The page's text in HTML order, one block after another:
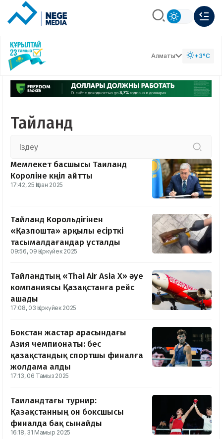
Алматы +3°C
Тайланд
Мемлекет басшысы Таиланд
Короліне көңіл айтты
17:42, 25 Қазан 2025
Тайланд Корольдігінен
«Қазпошта» арқылы есірткі
тасымалдағандар ұсталды
09:56, 09 Қыркүйек 2025
Тайландтың «Thai Air Asia X» әуе
компаниясы Қазақстанға рейс
ашады
17:08, 03 Қыркүйек 2025
Бокстан жастар арасындағы
Азия чемпионаты: бес
қазақстандық спортшы финалға
жолдама алды
17:13, 06 Тамыз 2025
Таиландтағы турнир:
Қазақстанның он боксшысы
финалда бақ сынайды
16:18, 31 Мамыр 2025